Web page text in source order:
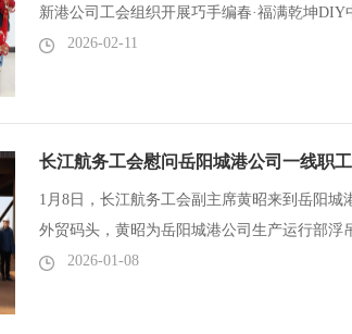
新港公司工会组织开展巧手编春·福满乾坤
与。 活动开始后，大家手持...
2026-02-11
长江航务工会慰问岳阳城港公司一线职工
1月8日，长江航务工会副主席黄昭来到岳阳城港
外贸码头，黄昭为岳阳城港公司生产运行部浮
和大礼包等慰问品，并与一...
2026-01-08